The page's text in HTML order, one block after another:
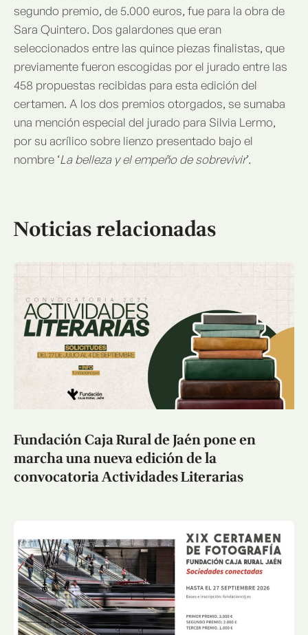
segundo premio, de 5.000 euros, fue para la obra de
Sara Quintero. Dos galardones que eran
seleccionados entre las quince piezas finalistas, que
previamente fueron escogidas por el jurado entre las
458 propuestas recibidas para esta edición del
certamen. A los dos premios otorgados, se sumaba
una mención especial del jurado para Silvia Lermo,
por su acrílico sobre lienzo presentado bajo el
nombre ‘La belleza y el empeño de sobrevivir’.
Noticias relacionadas
Fundación Caja Rural de Jaén pone en
marcha una nueva edición de la
convocatoria Actividades Literarias